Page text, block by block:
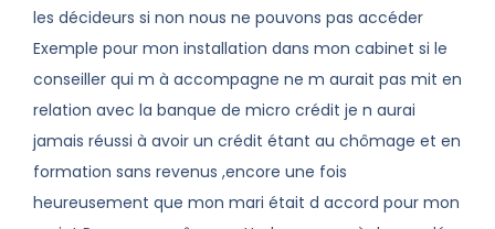
les décideurs si non nous ne pouvons pas accéder
Exemple pour mon installation dans mon cabinet si le
conseiller qui m à accompagne ne m aurait pas mit en
relation avec la banque de micro crédit je n aurai
jamais réussi à avoir un crédit étant au chômage et en
formation sans revenus ,encore une fois
heureusement que mon mari était d accord pour mon